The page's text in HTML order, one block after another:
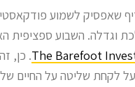
שאפסיק לשמוע
וגדלה. השבוע ספציפית
The Barefoot. כן,
לקחת שליטה על החיים